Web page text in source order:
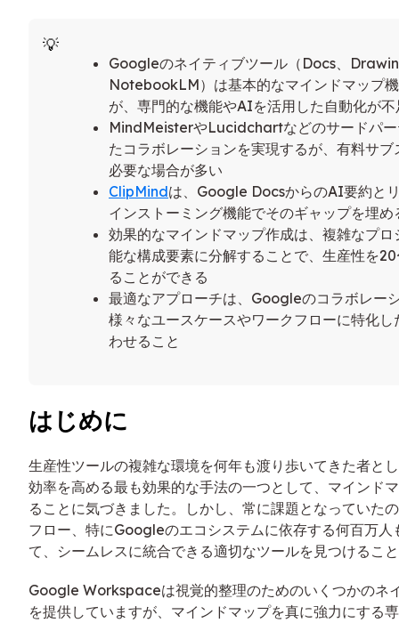
Googleのネイティブツール（Docs、
NotebookLM）は基本的なマインドマップ
が、専門的な機能やAIを活用した自動化が
MindMeisterやLucidchartなどのサードパー
たコラボレーションを実現するが、有料サ
必要な場合が多い
ClipMindは、Google DocsからのAI要約と
インストーミング機能でそのギャップを埋め
効果的なマインドマップ作成は、複雑なプ
能な構成要素に分解することで、生産性を
ることができる
最適なアプローチは、Googleのコラボレー
様々なユースケースやワークフローに特化
わせること
はじめに
生産性ツールの複雑な環境を何年も渡り歩いてきた者と
効率を高める最も効果的な手法の一つとして、マインド
ることに気づきました。しかし、常に課題となっていた
フロー、特にGoogleのエコシステムに依存する何百万人
て、シームレスに統合できる適切なツールを見つけるこ
Google Workspaceは視覚的整理のためのいくつかのネ
を提供していますが、マインドマップを真に強力にする